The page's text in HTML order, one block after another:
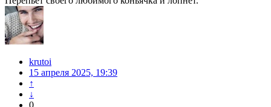
krutoi
15 апреля 2025, 19:39
↑
↓